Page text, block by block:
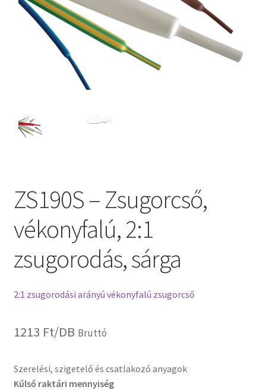
ZS190S – Zsugorcső,
vékonyfalú, 2:1
zsugorodás, sárga
2:1 zsugorodási arányú vékonyfalú zsugorcső
1213 Ft/DB Bruttó
Szerelési, szigetelő és csatlakozó anyagok
Kűlső raktári mennyiség